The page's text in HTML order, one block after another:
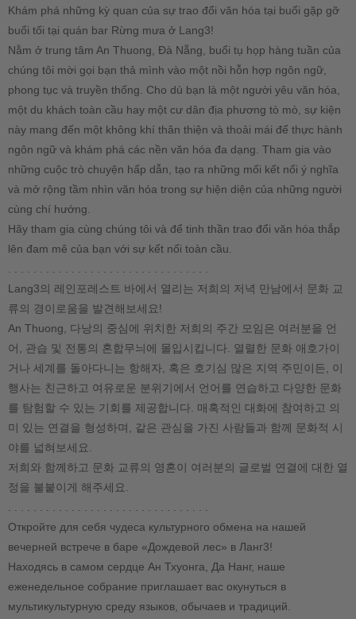
Khám phá những kỳ quan của sự trao đổi văn hóa tại buổi gặp gỡ
buổi tối tại quán bar Rừng mưa ở Lang3!
Nằm ở trung tâm An Thuong, Đà Nẵng, buổi tụ họp hàng tuần của
chúng tôi mời gọi bạn thả mình vào một nồi hỗn hợp ngôn ngữ,
phong tục và truyền thống. Cho dù bạn là một người yêu văn hóa,
một du khách toàn cầu hay một cư dân địa phương tò mò, sự kiện
này mang đến một không khí thân thiện và thoải mái để thực hành
ngôn ngữ và khám phá các nền văn hóa đa dạng. Tham gia vào
những cuộc trò chuyện hấp dẫn, tạo ra những mối kết nối ý nghĩa
và mở rộng tầm nhìn văn hóa trong sự hiện diện của những người
cùng chí hướng.
Hãy tham gia cùng chúng tôi và để tinh thần trao đổi văn hóa thắp
lên đam mê của bạn với sự kết nối toàn cầu.
Lang3의 레인포레스트 바에서 열리는 저희의 저녁 만남에서 문화 교
류의 경이로움을 발견해보세요!
An Thuong, 다낭의 중심에 위치한 저희의 주간 모임은 여러분을 언
어, 관습 및 전통의 혼합무늬에 몰입시킵니다. 열렬한 문화 애호가이
거나 세계를 돌아다니는 항해자, 혹은 호기심 많은 지역 주민이든, 이
행사는 친근하고 여유로운 분위기에서 언어를 연습하고 다양한 문화
를 탐험할 수 있는 기회를 제공합니다. 매혹적인 대화에 참여하고 의
미 있는 연결을 형성하며, 같은 관심을 가진 사람들과 함께 문화적 시
야를 넓혀보세요.
저희와 함께하고 문화 교류의 영혼이 여러분의 글로벌 연결에 대한 열
정을 불붙이게 해주세요.
Откройте для себя чудеса культурного обмена на нашей
вечерней встрече в баре «Дождевой лес» в Ланг3!
Находясь в самом сердце Ан Тхуонга, Да Нанг, наше
еженедельное собрание приглашает вас окунуться в
мультикультурную среду языков, обычаев и традиций.